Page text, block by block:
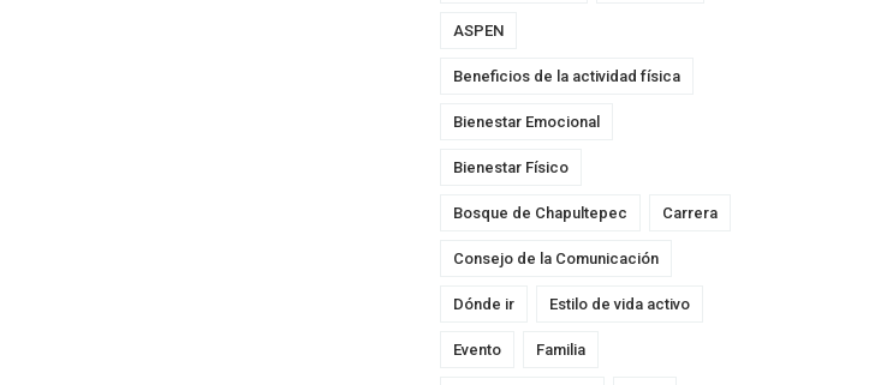
ASPEN
Beneficios de la actividad física
Bienestar Emocional
Bienestar Físico
Bosque de Chapultepec Carrera
Consejo de la Comunicación
Dónde ir Estilo de vida activo
Evento Familia